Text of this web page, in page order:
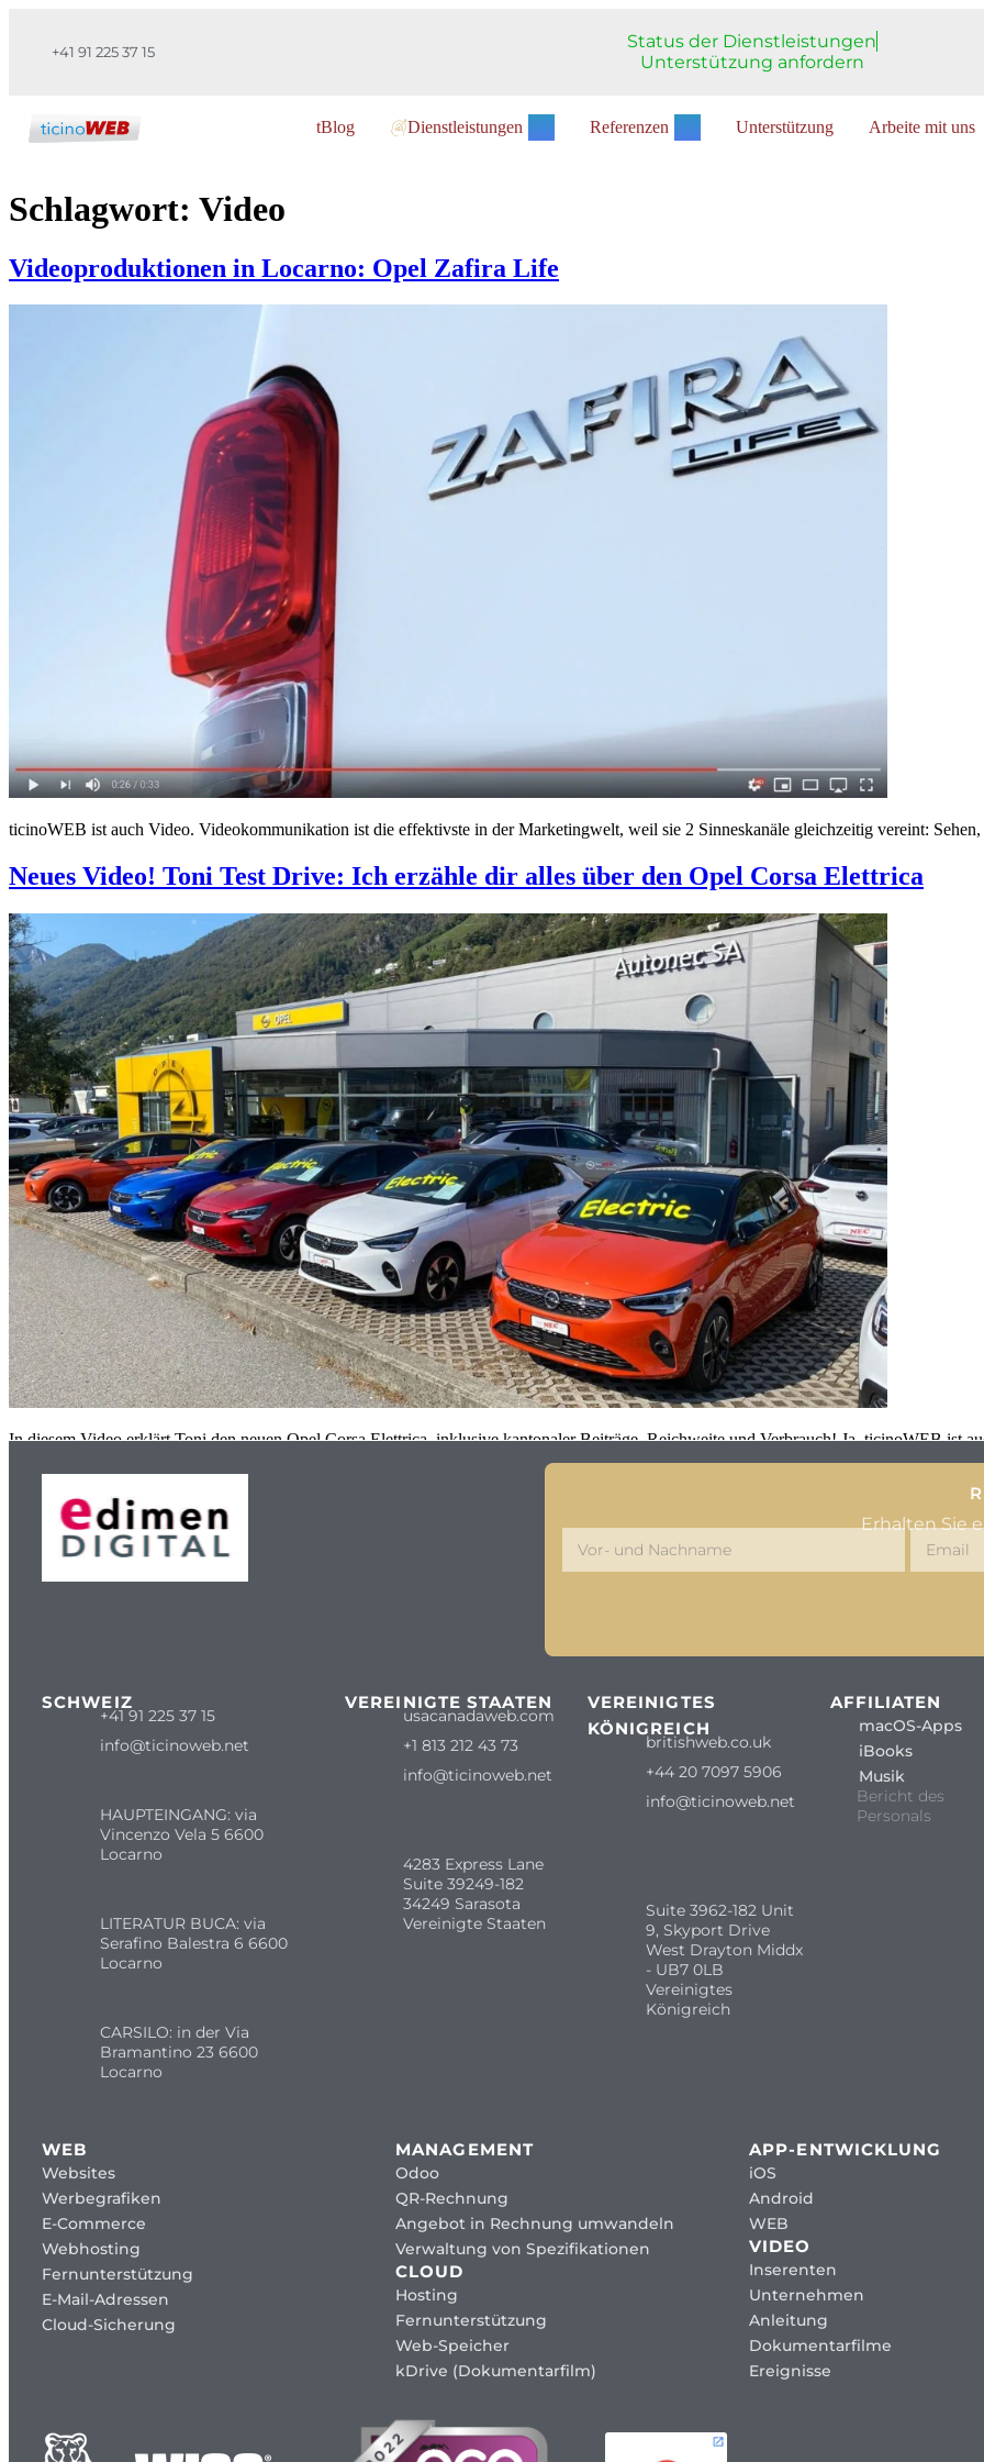
+41 91 225 37 15
Status der Dienstleistungen
Unterstützung anfordern
tBlog Dienstleistungen Referenzen Unterstützung Arbeite mit uns
Schlagwort: Video
Videoproduktionen in Locarno: Opel Zafira Life
ticinoWEB ist auch Video. Videokommunikation ist die effektivste in der Marketingwelt, weil sie 2 Sinneskanäle gleichzeitig vereint:
Neues Video! Toni Test Drive: Ich erzähle dir alles über den Opel Corsa Elettrica
In diesem Video erklärt Toni den neuen Opel Corsa Elettrica, inklusive kantonaler Beiträge, Reichweite und Verbrauch! Ja, ticinoWEB ist
Erhalten Sie
SCHWEIZ
+41 91 225 37 15
info@ticinoweb.net
HAUPTEINGANG: via
Vincenzo Vela 5 6600
Locarno
LITERATUR BUCA: via
Serafino Balestra 6 6600
Locarno
CARSILO: in der Via
Bramantino 23 6600
Locarno
VEREINIGTE STAATEN
usacanadaweb.com
+1 813 212 43 73
info@ticinoweb.net
4283 Express Lane
Suite 39249-182
34249 Sarasota
Vereinigte Staaten
VEREINIGTES
KÖNIGREICH
britishweb.co.uk
+44 20 7097 5906
info@ticinoweb.net
Suite 3962-182 Unit
9, Skyport Drive
West Drayton Middx
- UB7 0LB
Vereinigtes
Königreich
AFFILIATEN
macOS-Apps
iBooks
Musik
Bericht des
Personals
WEB
Websites
Werbegrafiken
E-Commerce
Webhosting
Fernunterstützung
E-Mail-Adressen
Cloud-Sicherung
MANAGEMENT
Odoo
QR-Rechnung
Angebot in Rechnung umwandeln
Verwaltung von Spezifikationen
CLOUD
Hosting
Fernunterstützung
Web-Speicher
kDrive (Dokumentarfilm)
APP-ENTWICKLUNG
iOS
Android
WEB
VIDEO
Inserenten
Unternehmen
Anleitung
Dokumentarfilme
Ereignisse